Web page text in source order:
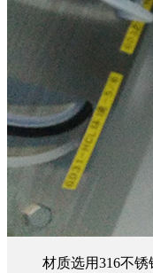
材质选用316不